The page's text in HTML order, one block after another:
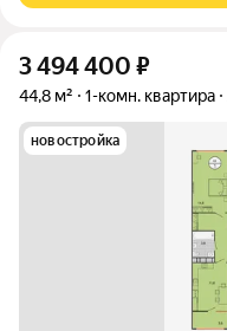
3 494 400 ₽
44,8 м² 1-комн. квартира
новостройка